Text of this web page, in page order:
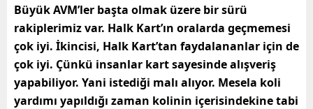
Büyük AVM’ler başta olmak üzere bir sürü
rakiplerimiz var. Halk Kart’ın oralarda geçmemesi
çok iyi. İkincisi, Halk Kart’tan faydalananlar için de
çok iyi. Çünkü insanlar kart sayesinde alışveriş
yapabiliyor. Yani istediği malı alıyor. Mesela koli
yardımı yapıldığı zaman kolinin içerisindekine tabi